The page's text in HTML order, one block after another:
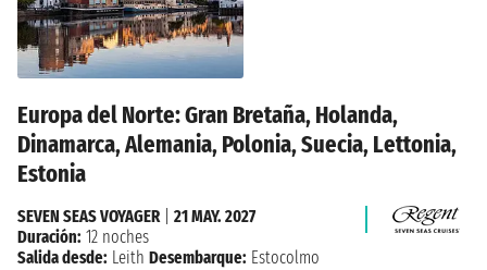
Europa del Norte: Gran Bretaña, Holanda,
Dinamarca, Alemania, Polonia, Suecia, Lettonia,
Estonia
SEVEN SEAS VOYAGER| 21 MAY. 2027
Duración: 12 noches
Salida desde: Leith Desembarque: Estocolmo